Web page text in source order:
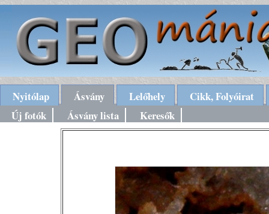
Nyitólap Ásvány Lelőhely
Cikk, Folyóirat
Új fotók
Ásvány lista Keresők